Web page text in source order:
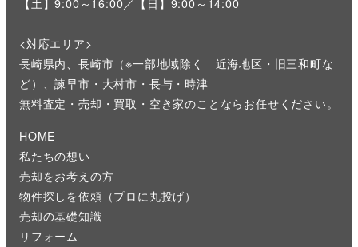
【土】9:00～16:00／【日】9:00～14:00
<対応エリア>
長崎県内、長崎市（※一部地域除く 近海地区・旧三和町な
ど）、諫早市・大村市・長与・時津
無料査定・売却・買取・空き家のことならお任せください。
HOME
私たちの想い
売却をお考えの方
物件探しを依頼（プロに丸投げ）
売却の基礎知識
リフォーム